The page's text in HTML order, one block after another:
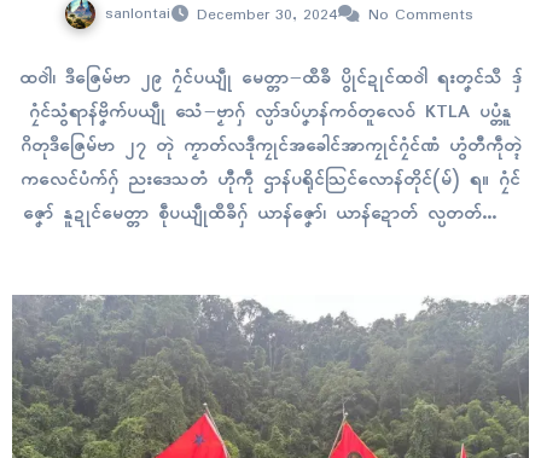
sanlontai December 30, 2024 No Comments
ထဝါဲ၊ ဒဳဇြေမ်ဗာ ၂၉ ဂၠံၚ်ပယျဵု မေတ္တာ−ထဳခဳ ပွိုၚ်ဍုၚ်ထဝါဲ ရးတၞၚ်သဳ ဒှ်
ဂၠံၚ်သွံရာန်ဗၞိက်ပယျဵု သေံ−ဗၟာဂှ် လ္ပာ်ဒပ်ပၞာန်ကဝ်တူလေဝ် KTLA ပပ္တံနူ
ဂိတုဒဳဇြေမ်ဗာ ၂၇ တုဲ ကၟာတ်လဒဵုကၠုၚ်အခေါၚ်အာကၠုၚ်ဂၠံၚ်ဏံ ဟွံတီကဵုတ္ၚဲ
ကလေၚ်ပံက်ဂှ် ညးဒေသတံ ဟီုကဵု ဌာန်ပရိုၚ်သြၚ်လောန်တိုၚ်(မ်) ရ။ ဂၠံၚ်
ဇၞော် နူဍုၚ်မေတ္တာ စဵုပယျဵုထဳခဳဂှ် ယာန်ဇၞော်၊ ယာန်ဍောတ် လ္ပတတ်ကၠောံ